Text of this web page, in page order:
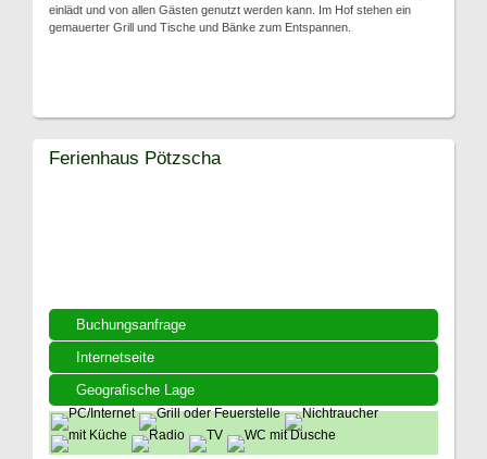
einlädt und von allen Gästen genutzt werden kann. Im Hof stehen ein
gemauerter Grill und Tische und Bänke zum Entspannen.
Buchungsanfrage
Internetseite
Geografische Lage
Ferienhaus Pötzscha